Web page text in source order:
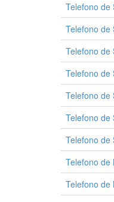
Telefono de
Telefono de
Telefono de
Telefono de
Telefono de
Telefono de
Telefono de
Telefono de
Telefono de